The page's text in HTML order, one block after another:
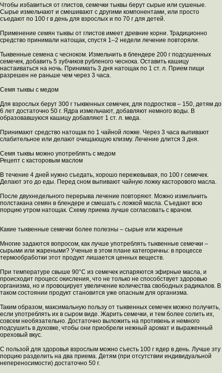
Чтобы избавиться от глистов, семечки тыквы берут сырые или сушеные.
Сырье измельчают и смешивают с другими компонентами, или просто
съедают по 100 г в день для взрослых и по 70 г для детей.
Применение семян тыквы от глистов имеет древние корни. Традиционно
средство принимали натощак, спустя 1–2 недели лечение повторяли.
Тыквенные семена с чесноком. Измельчить в блендере 200 г подсушенных
семечек, добавить 5 зубчиков рубленого чеснока. Оставить кашицу
настаиваться на ночь. Принимать 3 дня натощак по 1 ст. л. Прием пищи
разрешен не раньше чем через 3 часа.
Семя тыквы с медом
Для взрослых берут 300 г тыквенных семечек, для подростков – 150, детям до
6 лет достаточно 50 г. Ядра измельчают, добавляют немного воды. В
образовавшуюся кашицу добавляют 1 ст. л. меда.
Принимают средство натощак по 1 чайной ложке. Через 3 часа выпивают
слабительное или делают очищающую клизму. Лечение длится 3 дня.
Семя тыквы можно употреблять с медом
Рецепт с касторовым маслом
В течение 4 дней нужно съедать, хорошо пережевывая, по 100 г семечек.
Делают это до еды. Перед сном выпивают чайную ложку касторового масла.
После двухнедельного перерыва лечение повторяют. Можно измельчить
полстакана семян в блендере и смешать с ложкой масла. Съедают всю
порцию утром натощак. Схему приема лучше согласовать с врачом.
Какие тыквенные семечки более полезны – сырые или жареные
Многие задаются вопросом, как лучше употреблять тыквенные семечки –
сырыми или жареными? Ученые в этом плане категоричны: в процессе
термообработки этот продукт лишается ценных веществ.
При температуре свыше 90°C из семечек испаряются эфирные масла, и
происходит процесс окисления, что не только не способствует здоровью
организма, но и провоцирует увеличение количества свободных радикалов. В
таком состоянии продукт становится уже опасным для организма.
Таким образом, максимальную пользу от тыквенных семечек можно получить,
если употреблять их в сыром виде. Жарить семечки, и тем более солить их,
совсем необязательно. Достаточно выложить на противень и немного
подсушить в духовке, чтобы они приобрели нежный аромат и выраженный
ореховый вкус.
С пользой для здоровья взрослым можно съесть 100 г ядер в день. Лучше эту
порцию разделить на два приема. Детям (при отсутствии индивидуальной
непереносимости) достаточно 50 г.